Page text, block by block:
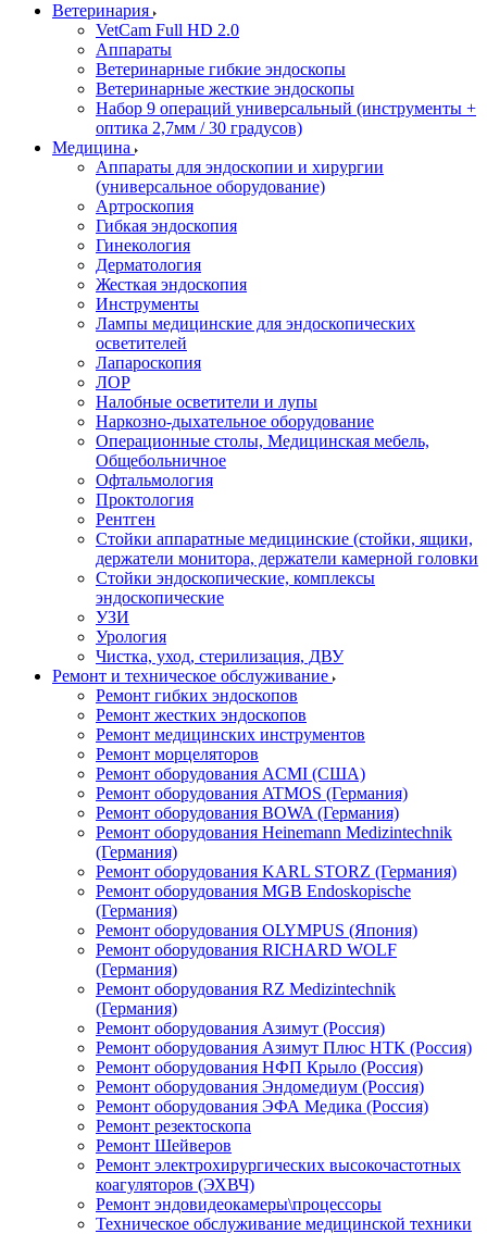
Ветеринария
VetCam Full HD 2.0
Аппараты
Ветеринарные гибкие эндоскопы
Ветеринарные жесткие эндоскопы
Набор 9 операций универсальный (инструменты +
оптика 2,7мм / 30 градусов)
Медицина
Аппараты для эндоскопии и хирургии
(универсальное оборудование)
Артроскопия
Гибкая эндоскопия
Гинекология
Дерматология
Жесткая эндоскопия
Инструменты
Лампы медицинские для эндоскопических
осветителей
Лапароскопия
ЛОР
Налобные осветители и лупы
Наркозно-дыхательное оборудование
Операционные столы, Медицинская мебель,
Общебольничное
Офтальмология
Проктология
Рентген
Стойки аппаратные медицинские (стойки, ящики,
держатели монитора, держатели камерной головки
Стойки эндоскопические, комплексы
эндоскопические
УЗИ
Урология
Чистка, уход, стерилизация, ДВУ
Ремонт и техническое обслуживание
Ремонт гибких эндоскопов
Ремонт жестких эндоскопов
Ремонт медицинских инструментов
Ремонт морцеляторов
Ремонт оборудования ACMI (США)
Ремонт оборудования ATMOS (Германия)
Ремонт оборудования BOWA (Германия)
Ремонт оборудования Heinemann Medizintechnik
(Германия)
Ремонт оборудования KARL STORZ (Германия)
Ремонт оборудования MGB Endoskopische
(Германия)
Ремонт оборудования OLYMPUS (Япония)
Ремонт оборудования RICHARD WOLF
(Германия)
Ремонт оборудования RZ Medizintechnik
(Германия)
Ремонт оборудования Азимут (Россия)
Ремонт оборудования Азимут Плюс НТК (Россия)
Ремонт оборудования НФП Крыло (Россия)
Ремонт оборудования Эндомедиум (Россия)
Ремонт оборудования ЭФА Медика (Россия)
Ремонт резектоскопа
Ремонт Шейверов
Ремонт электрохирургических высокочастотных
коагуляторов (ЭХВЧ)
Ремонт эндовидеокамеры\процессоры
Техническое обслуживание медицинской техники